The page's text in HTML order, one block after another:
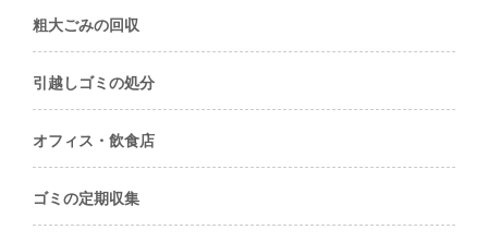
粗大ごみの回収
引越しゴミの処分
オフィス・飲食店
ゴミの定期収集